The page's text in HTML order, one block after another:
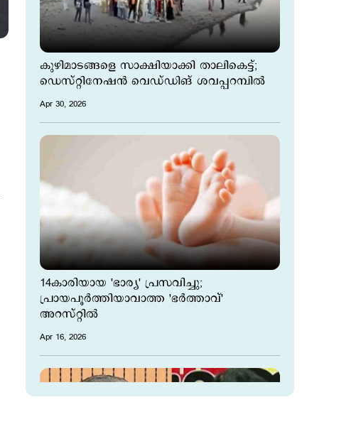
കുഴിമാടങ്ങളെ സാക്ഷിയാക്കി താലികെട്ട്;
ഡെസ്റ്റിനേഷന്‍ വെഡ്ഡിങ് ശവപ്പറമ്പില്‍
Apr 30, 2026
14കാരിയായ 'ഭാര്യ' പ്രസവിച്ചു;
പ്രായപൂര്‍ത്തിയാവാത്ത 'ഭര്‍ത്താവ്'
അറസ്റ്റില്‍
Apr 16, 2026